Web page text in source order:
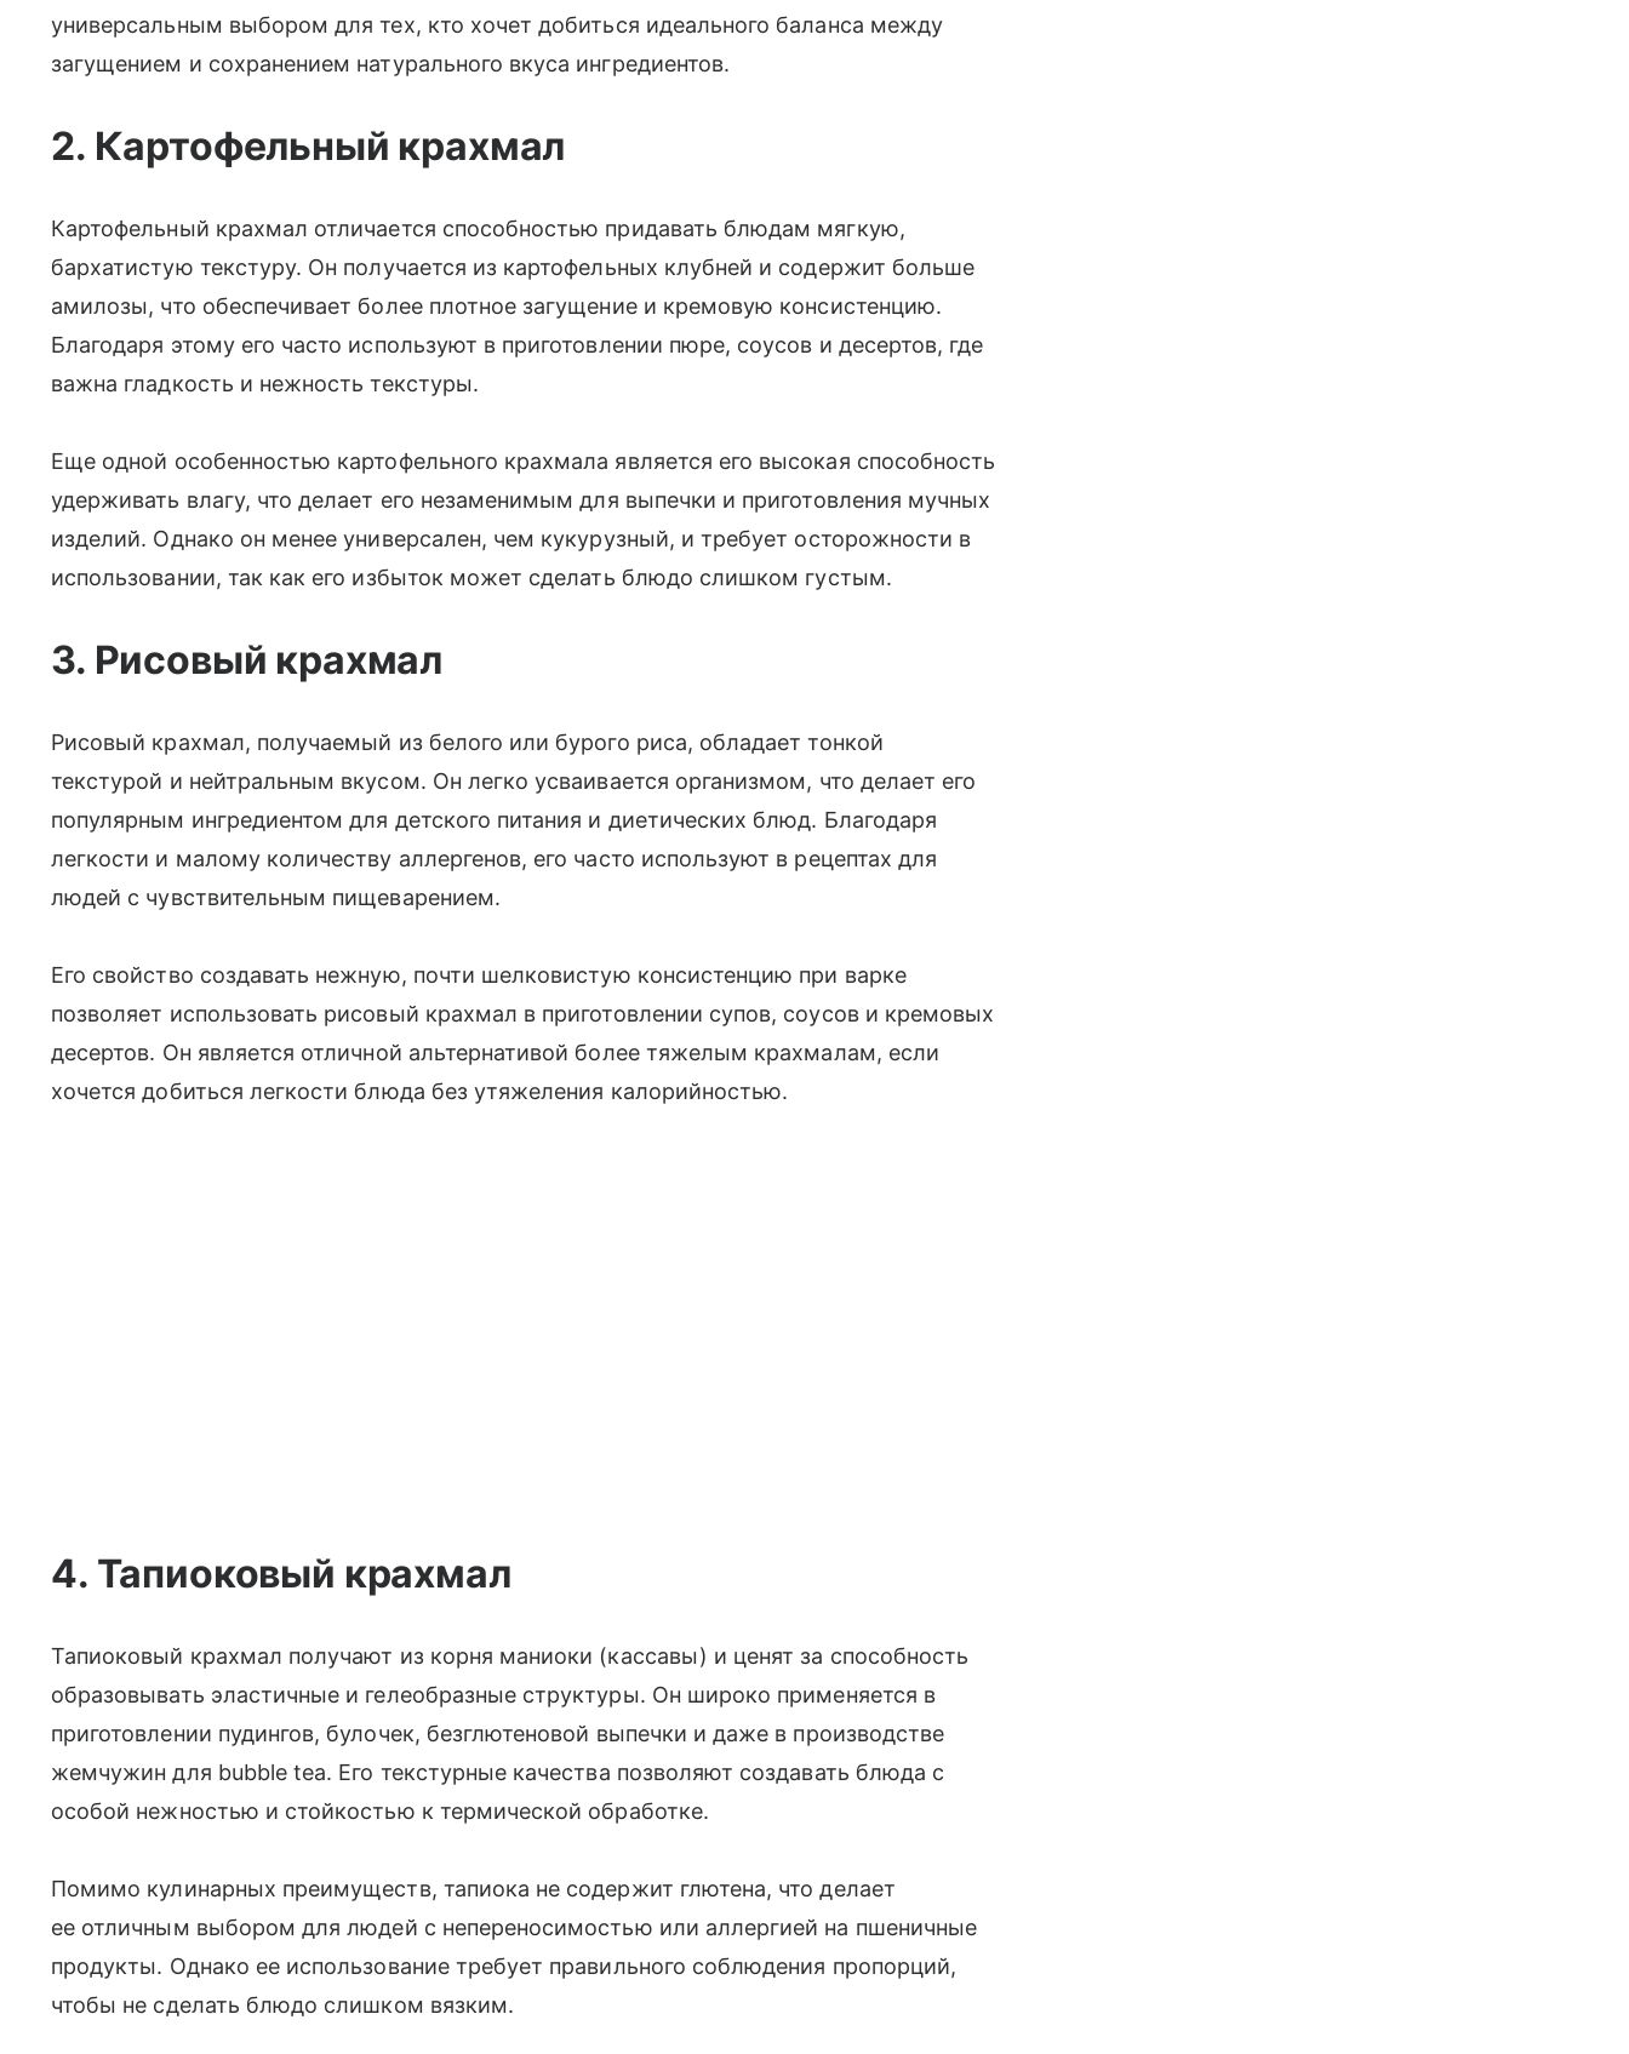
универсальным выбором для тех, кто хочет добиться идеального баланса между
загущением и сохранением натурального вкуса ингредиентов.
2. Картофельный крахмал
Картофельный крахмал отличается способностью придавать блюдам мягкую,
бархатистую текстуру. Он получается из картофельных клубней и содержит больше
амилозы, что обеспечивает более плотное загущение и кремовую консистенцию.
Благодаря этому его часто используют в приготовлении пюре, соусов и десертов, где
важна гладкость и нежность текстуры.
Еще одной особенностью картофельного крахмала является его высокая способность
удерживать влагу, что делает его незаменимым для выпечки и приготовления мучных
изделий. Однако он менее универсален, чем кукурузный, и требует осторожности в
использовании, так как его избыток может сделать блюдо слишком густым.
3. Рисовый крахмал
Рисовый крахмал, получаемый из белого или бурого риса, обладает тонкой
текстурой и нейтральным вкусом. Он легко усваивается организмом, что делает его
популярным ингредиентом для детского питания и диетических блюд. Благодаря
легкости и малому количеству аллергенов, его часто используют в рецептах для
людей с чувствительным пищеварением.
Его свойство создавать нежную, почти шелковистую консистенцию при варке
позволяет использовать рисовый крахмал в приготовлении супов, соусов и кремовых
десертов. Он является отличной альтернативой более тяжелым крахмалам, если
хочется добиться легкости блюда без утяжеления калорийностью.
4. Тапиоковый крахмал
Тапиоковый крахмал получают из корня маниоки (кассавы) и ценят за способность
образовывать эластичные и гелеобразные структуры. Он широко применяется в
приготовлении пудингов, булочек, безглютеновой выпечки и даже в производстве
жемчужин для bubble tea. Его текстурные качества позволяют создавать блюда с
особой нежностью и стойкостью к термической обработке.
Помимо кулинарных преимуществ, тапиока не содержит глютена, что делает
ее отличным выбором для людей с непереносимостью или аллергией на пшеничные
продукты. Однако ее использование требует правильного соблюдения пропорций,
чтобы не сделать блюдо слишком вязким.